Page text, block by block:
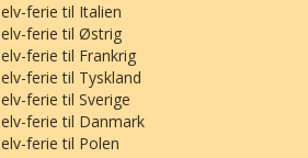
ferie til Italien
ferie til Østrig
ferie til Frankrig
ferie til Tyskland
ferie til Sverige
ferie til Danmark
ferie til Polen